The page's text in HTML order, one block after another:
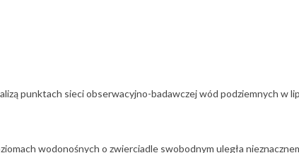
punktach sieci obserwacyjno-badawczej wód podziemnych w
wodonośnych o zwierciadle swobodnym uległa